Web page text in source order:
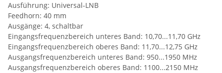
Ausführung: Universal-LNB
Feedhorn: 40 mm
Ausgänge: 4, schaltbar
Eingangsfrequenzbereich unteres Band: 10,70...11,70 GHz
Eingangsfrequenzbereich oberes Band: 11,70...12,75 GHz
Ausgangsfrequenzbereich unteres Band: 950...1950 MHz
Ausgangsfrequenzbereich oberes Band: 1100...2150 MHz